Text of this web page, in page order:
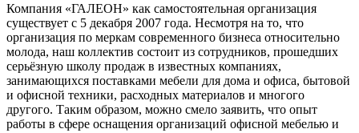
Компания «ГАЛЕОН» как самостоятельная организация
существует с 5 декабря 2007 года. Несмотря на то, что
организация по меркам современного бизнеса относительно
молода, наш коллектив состоит из сотрудников, прошедших
серьёзную школу продаж в известных компаниях,
занимающихся поставками мебели для дома и офиса, бытовой
и офисной техники, расходных материалов и многого
другого. Таким образом, можно смело заявить, что опыт
работы в сфере оснащения организаций офисной мебелью и